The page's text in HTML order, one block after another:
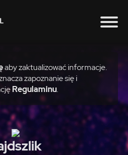
aby zaktualizować informacje.
zapoznanie się i
Regulaminu.